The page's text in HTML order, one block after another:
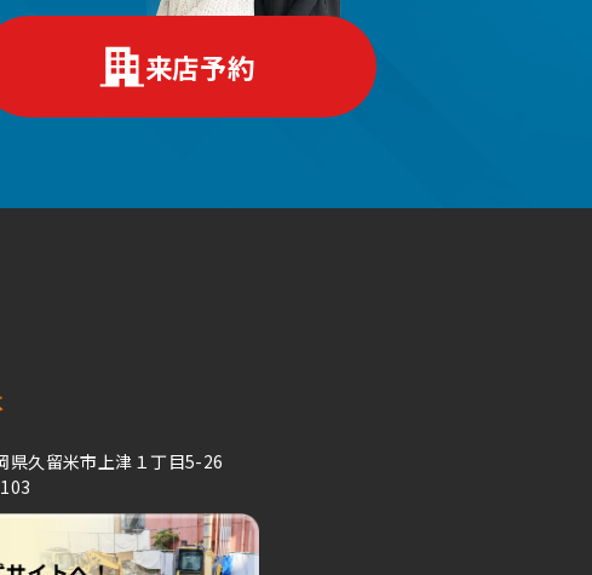
来店予約
久留米市上津１丁目5-26